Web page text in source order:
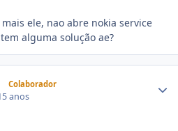
ele, nao abre nokia service
alguma solução ae?
Colaborador
anos